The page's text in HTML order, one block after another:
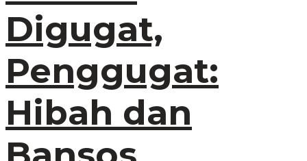
Digugat,
Penggugat:
Hibah dan